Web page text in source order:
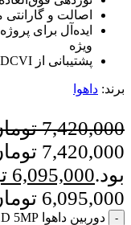
اصالت و گارانتی
ایده‌آل برای
ویژه
پشتیبانی از HDCVI و OSD Menu پیشرفته
برند: داهوا
7,420,000
7,420,000
بود.6,095,000
6,095,000 تومان است.